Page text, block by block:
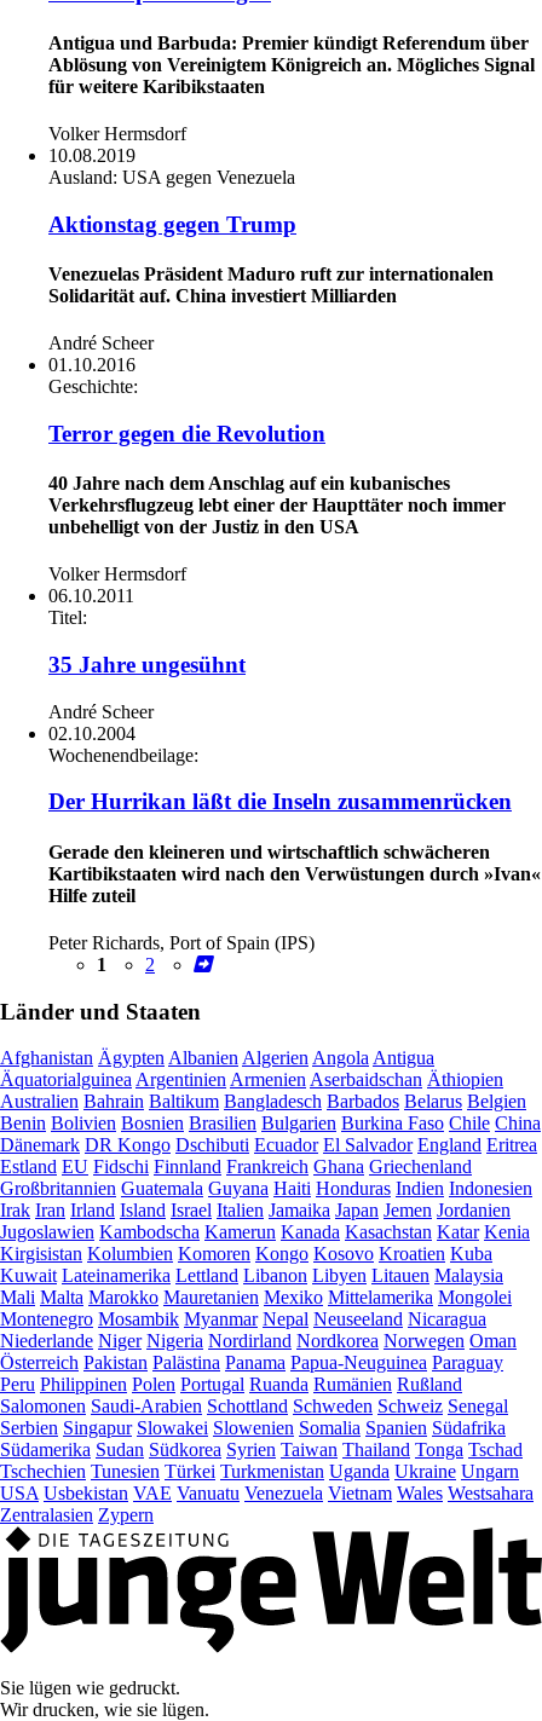
Antigua und Barbuda: Premier kündigt Referendum über
Ablösung von Vereinigtem Königreich an. Mögliches Signal
für weitere Karibikstaaten
Volker Hermsdorf
10.08.2019
Ausland: USA gegen Venezuela
Aktionstag gegen Trump
Venezuelas Präsident Maduro ruft zur internationalen
Solidarität auf. China investiert Milliarden
André Scheer
01.10.2016
Geschichte:
Terror gegen die Revolution
40 Jahre nach dem Anschlag auf ein kubanisches
Verkehrsflugzeug lebt einer der Haupttäter noch immer
unbehelligt von der Justiz in den USA
Volker Hermsdorf
06.10.2011
Titel:
35 Jahre ungesühnt
André Scheer
02.10.2004
Wochenendbeilage:
Der Hurrikan läßt die Inseln zusammenrücken
Gerade den kleineren und wirtschaftlich schwächeren
Kartibikstaaten wird nach den Verwüstungen durch »Ivan«
Hilfe zuteil
Peter Richards, Port of Spain (IPS)
1
2
Länder und Staaten
Afghanistan ÄgyptenAlbanienAlgerienAngolaAntigua
ÄquatorialguineaArgentinienArmenienAserbaidschan Äthiopien
Australien Bahrain Baltikum Bangladesch Barbados Belarus Belgien
Benin Bolivien Bosnien Brasilien Bulgarien Burkina Faso Chile China
Dänemark DR Kongo Dschibuti Ecuador El Salvador England Eritrea
Estland EU Fidschi Finnland Frankreich Ghana Griechenland
Großbritannien Guatemala Guyana Haiti Honduras Indien Indonesien
Irak Iran Irland Island Israel Italien Jamaika Japan Jemen Jordanien
Jugoslawien Kambodscha Kamerun Kanada Kasachstan Katar Kenia
Kirgisistan Kolumbien Komoren Kongo Kosovo Kroatien Kuba
Kuwait Lateinamerika Lettland Libanon Libyen Litauen Malaysia
Mali Malta Marokko Mauretanien Mexiko Mittelamerika Mongolei
Montenegro Mosambik Myanmar Nepal Neuseeland Nicaragua
Niederlande Niger Nigeria Nordirland Nordkorea Norwegen Oman
Österreich Pakistan Palästina Panama Papua-Neuguinea Paraguay
Peru Philippinen Polen Portugal Ruanda Rumänien Rußland
Salomonen Saudi-Arabien Schottland Schweden Schweiz Senegal
Serbien Singapur Slowakei Slowenien Somalia Spanien Südafrika
Südamerika Sudan Südkorea Syrien Taiwan Thailand Tonga Tschad
Tschechien Tunesien Türkei Turkmenistan Uganda Ukraine Ungarn
USA Usbekistan VAE Vanuatu Venezuela Vietnam Wales Westsahara
Zentralasien Zypern
Sie lügen wie gedruckt.
Wir drucken, wie sie lügen.